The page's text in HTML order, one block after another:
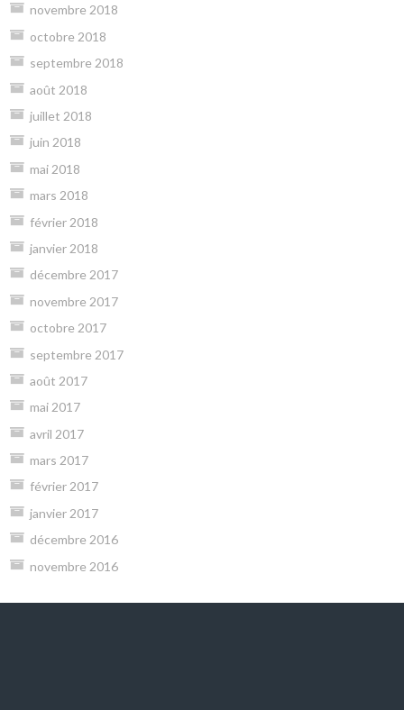
novembre 2018
octobre 2018
septembre 2018
août 2018
juillet 2018
juin 2018
mai 2018
mars 2018
février 2018
janvier 2018
décembre 2017
novembre 2017
octobre 2017
septembre 2017
août 2017
mai 2017
avril 2017
mars 2017
février 2017
janvier 2017
décembre 2016
novembre 2016